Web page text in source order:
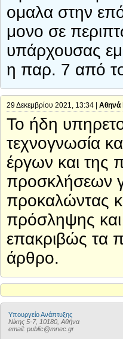
ομαλα στην
μονο σε
υπάρχουσας
η παρ. 7 από
29 Δεκεμβρίου 2021, 13:34 | Αθηνά
Το ήδη
τεχνογνωσία
έργων και της
προσκλήσεων
προκαλώντας
πρόσληψης
επακριβώς τα
άρθρο.
Υπουργείο Ανάπτυξης
Νίκης 5-7, 10180, Αθήνα
email: public@mnec.gr